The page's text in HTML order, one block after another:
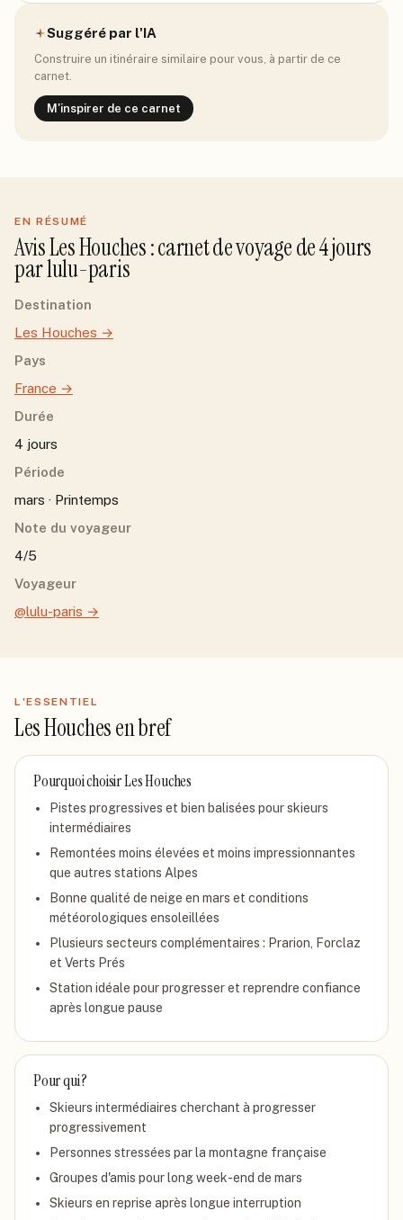
Suggéré par l'IA
Construire un itinéraire similaire pour vous, à partir de ce
carnet.
M'inspirer de ce carnet
EN RÉSUMÉ
AvisLes Houches: carnet de voyage de4jours
parlulu-paris
Destination
Les Houches →
Pays
France →
Durée
4 jours
Période
mars · Printemps
Note du voyageur
4/5
Voyageur
@lulu-paris →
L'ESSENTIEL
Les Houchesen bref
Pourquoi choisirLes Houches
Pistes progressives et bien balisées pour skieurs
intermédiaires
Remontées moins élevées et moins impressionnantes
que autres stations Alpes
Bonne qualité de neige en mars et conditions
météorologiques ensoleillées
Plusieurs secteurs complémentaires : Prarion, Forclaz
et Verts Prés
Station idéale pour progresser et reprendre confiance
après longue pause
Pour qui ?
Skieurs intermédiaires cherchant à progresser
progressivement
Personnes stressées par la montagne française
Groupes d'amis pour long week-end de mars
Skieurs en reprise après longue interruption